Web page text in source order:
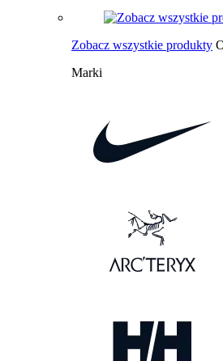
Zobacz wszystkie produkty
Marki